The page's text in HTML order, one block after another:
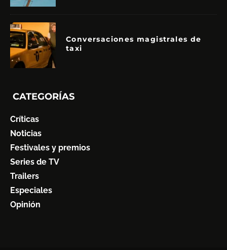
Conversaciones magistrales de
taxi
CATEGORÍAS
Críticas
Noticias
Festivales y premios
Series de TV
Trailers
Especiales
Opinión